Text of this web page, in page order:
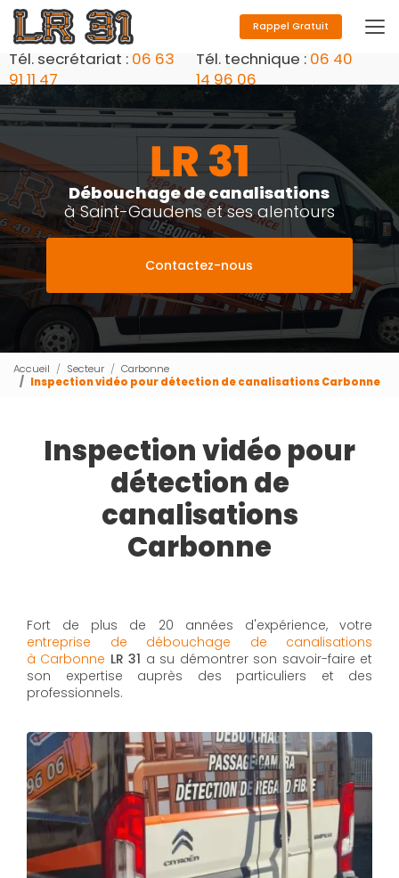
Aller
au
contenu
principal
Tél. secrétariat : 06 63
91 11 47
Tél. technique : 06 40
14 96 06
Rappel Gratuit
Débouchage de canalisations
à Saint-Gaudens et ses alentours
Contactez-nous
Accueil Secteur
Carbonne
Inspection vidéo pour détection de canalisations Carbonne
Inspection vidéo pour
détection de
canalisations
Carbonne
Fort de plus de 20 années d'expérience, votre
entreprise de débouchage de canalisations
à Carbonne LR 31 a su démontrer son savoir-faire et
son expertise auprès des particuliers et des
professionnels.